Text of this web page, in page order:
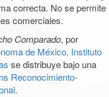
correcta. No se permite
comerciales.
Comparado, por
de México, Instituto
se distribuye bajo una
Reconocimiento-
.